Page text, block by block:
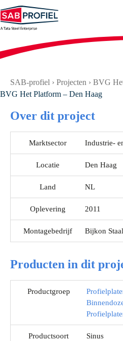
naar
de
inhoud
SAB-profiel › Projecten › BVG
BVG Het Platform – Den Haag
Over dit project
Marktsector Industrie-
Locatie Den Haag
Land NL
Oplevering 2011
Montagebedrijf Bijkon
Producten in dit
Productgroep
Productsoort
Sinus